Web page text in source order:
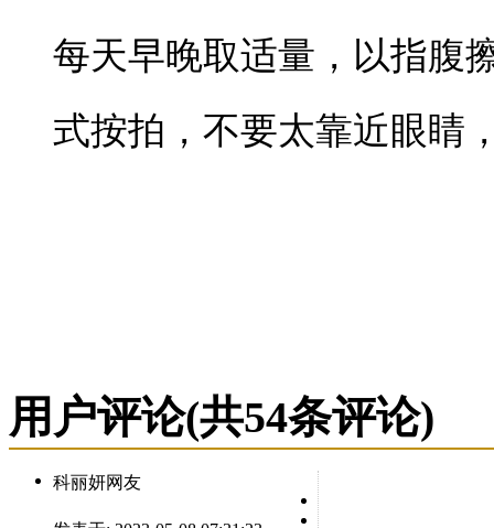
每天早晚取适量，以指腹
式按拍，不要太靠近眼睛
用户评论(共54条评论)
科丽妍网友